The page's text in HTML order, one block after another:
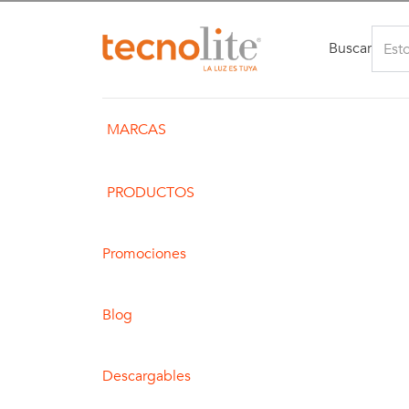
Buscar
MARCAS
PRODUCTOS
Promociones
Blog
Descargables